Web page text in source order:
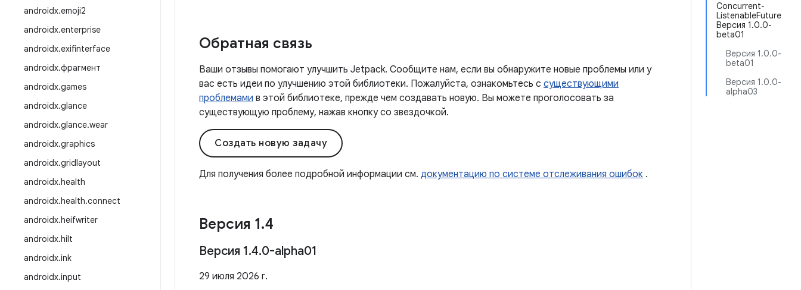
androidx.emoji2
androidx.enterprise
androidx.exifinterface
androidx.фрагмент
androidx.games
androidx.glance
androidx.glance.wear
androidx.graphics
androidx.gridlayout
androidx.health
androidx.health.connect
androidx.heifwriter
androidx.hilt
androidx.ink
androidx.input
Concurrent-
ListenableFuture
Версия 1.0.0-
beta01
Версия 1.0.0-
beta01
Версия 1.0.0-
alpha03
Обратная связь
Ваши отзывы помогают улучшить Jetpack. Сообщите нам, если вы обнаружите новые проблемы или у
вас есть идеи по улучшению этой библиотеки. Пожалуйста, ознакомьтесь с существующими
проблемами в этой библиотеке, прежде чем создавать новую. Вы можете проголосовать за
существующую проблему, нажав кнопку со звездочкой.
Создать новую задачу
Для получения более подробной информации см. документацию по системе отслеживания ошибок .
Версия 1.4
Версия 1.4.0-alpha01
29 июля 2026 г.